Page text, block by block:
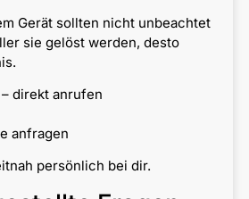
Gerät sollten nicht unbeachtet
sie gelöst werden, desto
– direkt anrufen
anfragen
persönlich bei dir.